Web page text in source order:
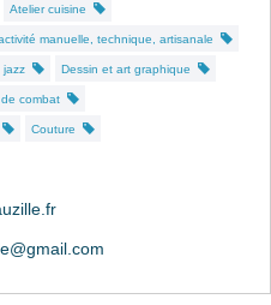
Atelier cuisine
manuelle, technique, artisanale
jazz Dessin et art graphique
combat
Couture